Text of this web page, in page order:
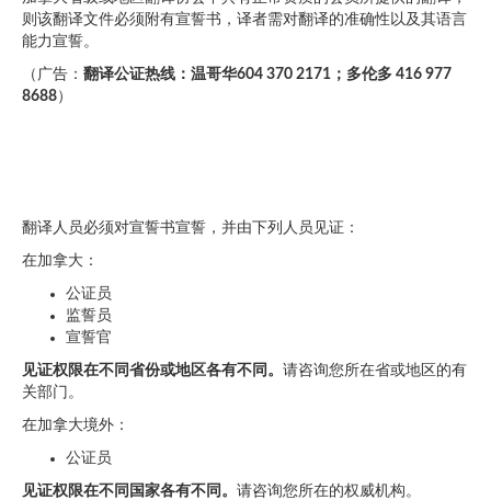
则该翻译文件必须附有宣誓书，译者需对翻译的准确性以及其语言
能力宣誓。
（广告： 翻译公证热线：温哥华604 370 2171；多伦多 416 977
8688）
翻译人员必须对宣誓书宣誓，并由下列人员见证：
在加拿大：
公证员
监誓员
宣誓官
见证权限在不同省份或地区各有不同。 请咨询您所在省或地区的有
关部门。
在加拿大境外：
公证员
见证权限在不同国家各有不同。 请咨询您所在的权威机构。